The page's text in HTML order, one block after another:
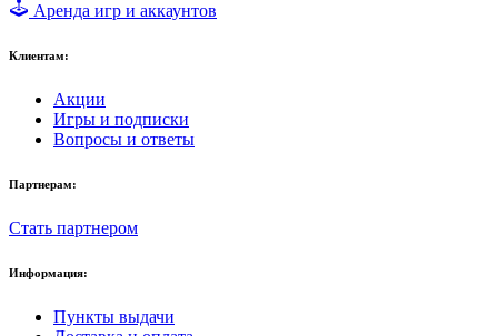
Аренда игр и аккаунтов
Клиентам:
Акции
Игры и подписки
Вопросы и ответы
Партнерам:
Стать партнером
Информация:
Пункты выдачи